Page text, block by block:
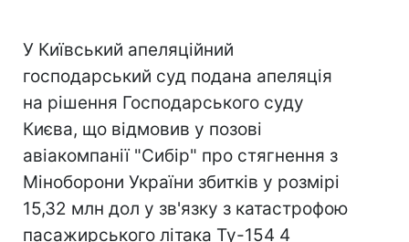
У Київський апеляційний
господарський суд подана апеляція
на рішення Господарського суду
Києва, що відмовив у позові
авіакомпанії "Сибір" про стягнення з
Міноборони України збитків у розмірі
15,32 млн дол у зв'язку з катастрофою
пасажирського літака Ту-154 4